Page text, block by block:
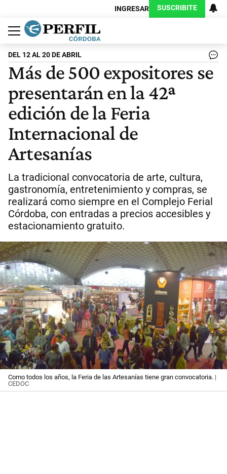
INGRESAR SUSCRIBITE
Política
Economía
Judiciales
Sociedad
Cultura
Espectáculos
Deportes
Protagonistas
DEL 12 AL 20 DE ABRIL
Más de 500 expositores se
presentarán en la 42ª
edición de la Feria
Internacional de
Artesanías
La tradicional convocatoria de arte, cultura,
gastronomía, entretenimiento y compras, se
realizará como siempre en el Complejo Ferial
Córdoba, con entradas a precios accesibles y
estacionamiento gratuito.
Como todos los años, la Feria de las Artesanías tiene gran convocatoria. |
CEDOC